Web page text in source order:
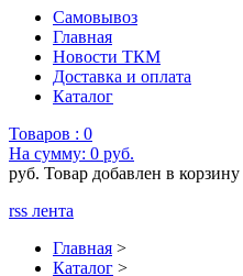
Самовывоз
Главная
Новости ТКМ
Доставка и оплата
Каталог
Товаров : 0
На сумму: 0 руб.
руб. Товар добавлен в корзину
rss лента
Главная >
Каталог >